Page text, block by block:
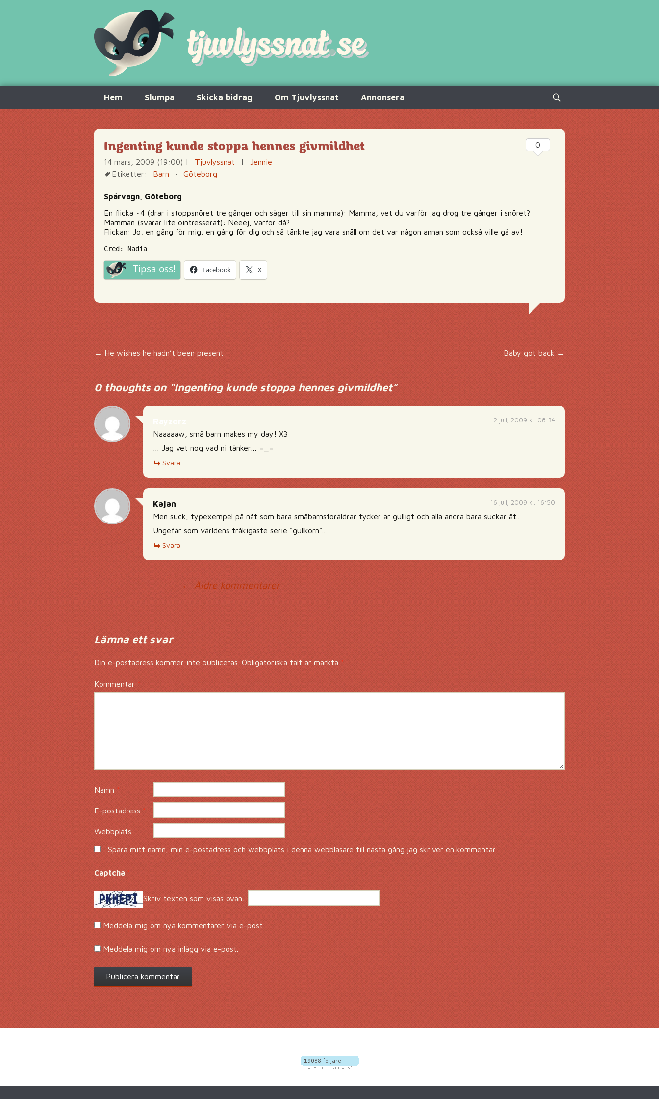
innehåll
Hem Slumpa Skicka bidrag Om Tjuvlyssnat Annonsera
Sök
efter:
Ingenting kunde stoppa hennes givmildhet
14 mars, 2009 (19:00) | Tjuvlyssnat |
Jennie
Etiketter:
Barn · Göteborg
Spårvagn, Göteborg
En flicka ~4 (drar i stoppsnöret tre gånger och säger till sin mamma): Mamma, vet du varför jag drog tre gånger i snöret?
Mamman (svarar lite ointresserat): Neeej, varför då?
Flickan: Jo, en gång för mig, en gång för dig och så tänkte jag vara snäll om det var någon annan som också ville gå av!
Cred: Nadia
Tipsa oss! Facebook X
0
Inläggsnavigering
←He wishes he hadn’t been present Baby got back →
0 thoughts on “Ingenting kunde stoppa hennes givmildhet”
2 juli, 2009 kl. 08:34
Naaaaaw, små barn makes my day! X3
… Jag vet nog vad ni tänker… =_=
Svara
16 juli, 2009 kl. 16:50
Kajan
Men suck, typexempel på nåt som bara småbarnsföräldrar tycker är gulligt och alla andra bara suckar åt..
Ungefär som världens tråkigaste serie ”gullkorn”..
Svara
Kommentarsnavigering
← Äldre kommentarer
Lämna ett svar
Din e-postadress kommer inte publiceras. Obligatoriska fält är märkta*
Kommentar*
Namn*
E-postadress*
Webbplats
Spara mitt namn, min e-postadress och webbplats i denna webbläsare till nästa gång jag skriver en kommentar.
Captcha*
Skriv texten som visas ovan:
Meddela mig om nya kommentarer via e-post.
Meddela mig om nya inlägg via e-post.